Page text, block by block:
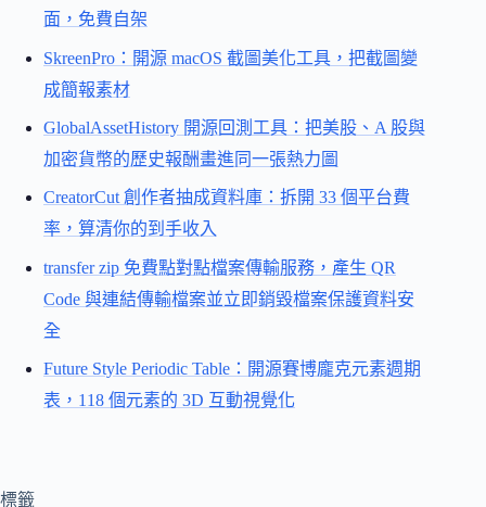
面，免費自架
SkreenPro：開源 macOS 截圖美化工具，把截圖變
成簡報素材
GlobalAssetHistory 開源回測工具：把美股、A 股與
加密貨幣的歷史報酬畫進同一張熱力圖
CreatorCut 創作者抽成資料庫：拆開 33 個平台費
率，算清你的到手收入
transfer zip 免費點對點檔案傳輸服務，產生 QR
Code 與連結傳輸檔案並立即銷毀檔案保護資料安
全
Future Style Periodic Table：開源賽博龐克元素週期
表，118 個元素的 3D 互動視覺化
標籤